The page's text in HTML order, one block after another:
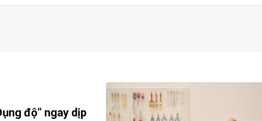
thói quen khiến da ngày càng sạm màu
độ” ngay dịp